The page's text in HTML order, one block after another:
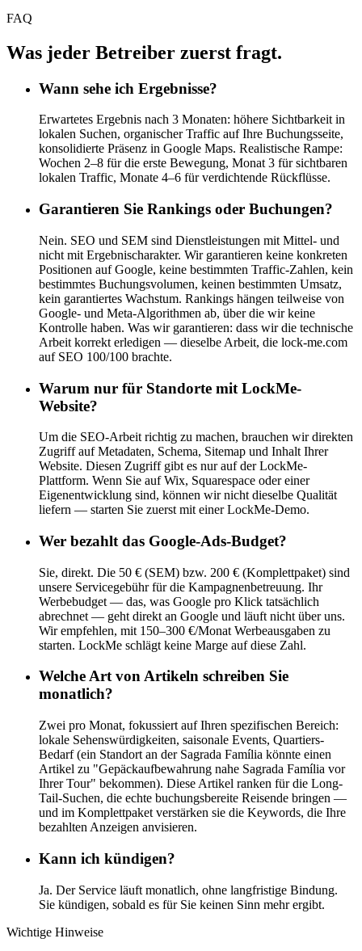
FAQ
Was jeder Betreiber zuerst fragt.
Wann sehe ich Ergebnisse?
Erwartetes Ergebnis nach 3 Monaten: höhere Sichtbarkeit in
lokalen Suchen, organischer Traffic auf Ihre Buchungsseite,
konsolidierte Präsenz in Google Maps. Realistische Rampe:
Wochen 2–8 für die erste Bewegung, Monat 3 für sichtbaren
lokalen Traffic, Monate 4–6 für verdichtende Rückflüsse.
Garantieren Sie Rankings oder Buchungen?
Nein. SEO und SEM sind Dienstleistungen mit Mittel- und
nicht mit Ergebnischarakter. Wir garantieren keine konkreten
Positionen auf Google, keine bestimmten Traffic-Zahlen, kein
bestimmtes Buchungsvolumen, keinen bestimmten Umsatz,
kein garantiertes Wachstum. Rankings hängen teilweise von
Google- und Meta-Algorithmen ab, über die wir keine
Kontrolle haben. Was wir garantieren: dass wir die technische
Arbeit korrekt erledigen — dieselbe Arbeit, die lock-me.com
auf SEO 100/100 brachte.
Warum nur für Standorte mit LockMe-
Website?
Um die SEO-Arbeit richtig zu machen, brauchen wir direkten
Zugriff auf Metadaten, Schema, Sitemap und Inhalt Ihrer
Website. Diesen Zugriff gibt es nur auf der LockMe-
Plattform. Wenn Sie auf Wix, Squarespace oder einer
Eigenentwicklung sind, können wir nicht dieselbe Qualität
liefern — starten Sie zuerst mit einer LockMe-Demo.
Wer bezahlt das Google-Ads-Budget?
Sie, direkt. Die 50 € (SEM) bzw. 200 € (Komplettpaket) sind
unsere Servicegebühr für die Kampagnenbetreuung. Ihr
Werbebudget — das, was Google pro Klick tatsächlich
abrechnet — geht direkt an Google und läuft nicht über uns.
Wir empfehlen, mit 150–300 €/Monat Werbeausgaben zu
starten. LockMe schlägt keine Marge auf diese Zahl.
Welche Art von Artikeln schreiben Sie
monatlich?
Zwei pro Monat, fokussiert auf Ihren spezifischen Bereich:
lokale Sehenswürdigkeiten, saisonale Events, Quartiers-
Bedarf (ein Standort an der Sagrada Família könnte einen
Artikel zu "Gepäckaufbewahrung nahe Sagrada Família vor
Ihrer Tour" bekommen). Diese Artikel ranken für die Long-
Tail-Suchen, die echte buchungsbereite Reisende bringen —
und im Komplettpaket verstärken sie die Keywords, die Ihre
bezahlten Anzeigen anvisieren.
Kann ich kündigen?
Ja. Der Service läuft monatlich, ohne langfristige Bindung.
Sie kündigen, sobald es für Sie keinen Sinn mehr ergibt.
Wichtige Hinweise